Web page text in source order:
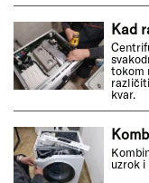
Kad
tokom
kvar.
uzrok